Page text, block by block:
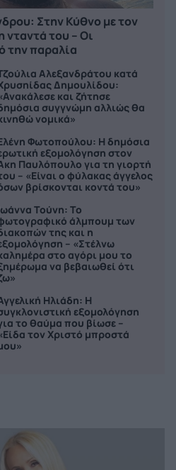
Στην Κύθνο με τον
νταντά του – Οι
την παραλία
Αλεξανδράτου κατά
Δημουλίδου:
και ζήτησε
συγγνώμη αλλιώς θα
νομικά»
Φωτοπούλου: Η δημόσια
εξομολόγηση στον
Παυλόπουλο για τη γιορτή
– «Είναι ο φύλακας άγγελος
βρίσκονται κοντά του»
Τούνη: Το
άλμπουμ των
της και η
– «Στέλνω
στο αγόρι μου το
να βεβαιωθεί ότι
Ηλιάδη: Η
εξομολόγηση
το θαύμα που βίωσε –
τον Χριστό μπροστά